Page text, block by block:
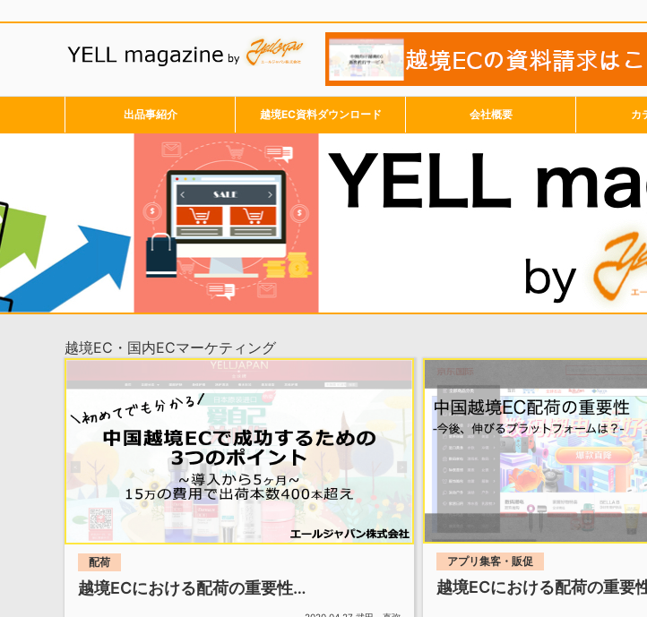
出品事紹介 越境EC資料ダウンロード 会社概要 カ
越境EC・国内ECマーケティング
配荷
越境ECにおける配荷の重要性…
アプリ集客・販促
越境ECにおける配荷の重要